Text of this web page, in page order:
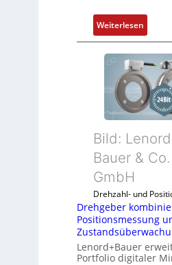
r
d
i
e
A
n
w
e
d
u
g
k
o
n
f
i
g
e
n
G
u
n
G
a
e
n
R
a
Weiterlesen:
D
r
e
h
g
e
e
m
b
i
i
Bild:
Bauer & Co.
GmbH
Drehzahl- und
Drehgeber
Positionsmessung
Lenord+Bauer
Portfolio digitaler